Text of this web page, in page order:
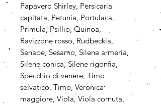
Papavero Shirley, Persicaria
capitata, Petunia, Portulaca,
Primula, Psillio, Quinoa,
Ravizzone rosso, Rudbeckia,
Senape, Sesamo, Silene armeria,
Silene conica, Silene rigonfia,
Specchio di venere, Timo
selvatico, Timo, Veronica
maggiore, Viola, Viola cornuta,